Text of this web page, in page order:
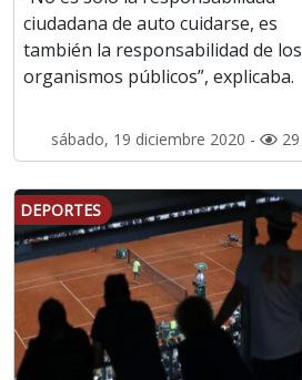
ciudadana de auto cuidarse, es
también la responsabilidad de los
organismos públicos”, explicaba.
sábado, 19 diciembre 2020 - 29
DEPORTES